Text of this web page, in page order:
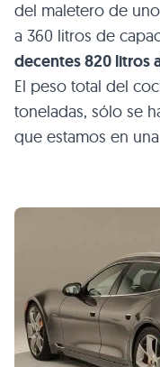
del maletero de
a 360 litros de
decentes 820 litros
El peso total del
toneladas, sólo se
que estamos en